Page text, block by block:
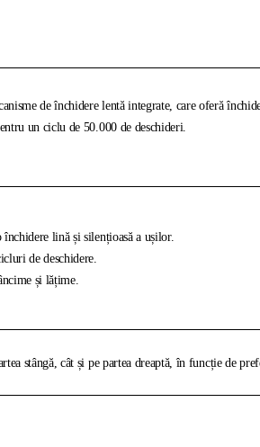
de închidere lentă integrate, care oferă
un ciclu de 50.000 de deschideri.
lină și silențioasă a ușilor.
de deschidere.
și lățime.
stângă, cât și pe partea dreaptă, în funcție de